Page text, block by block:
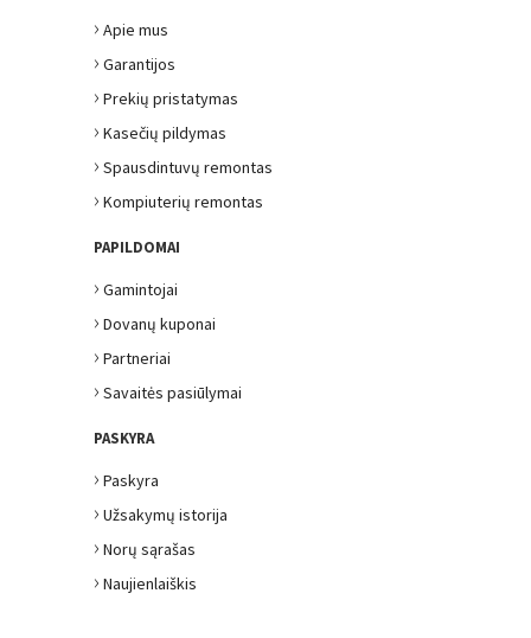
› Apie mus
› Garantijos
› Prekių pristatymas
› Kasečių pildymas
› Spausdintuvų remontas
› Kompiuterių remontas
PAPILDOMAI
› Gamintojai
› Dovanų kuponai
› Partneriai
› Savaitės pasiūlymai
PASKYRA
› Paskyra
› Užsakymų istorija
› Norų sąrašas
› Naujienlaiškis